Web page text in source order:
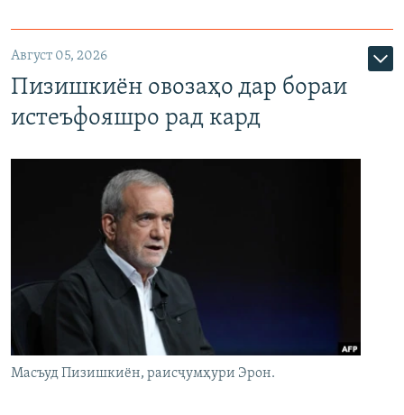
Август 05, 2026
Пизишкиён овозаҳо дар бораи
истеъфояшро рад кард
Масъуд Пизишкиён, раисҷумҳури Эрон.